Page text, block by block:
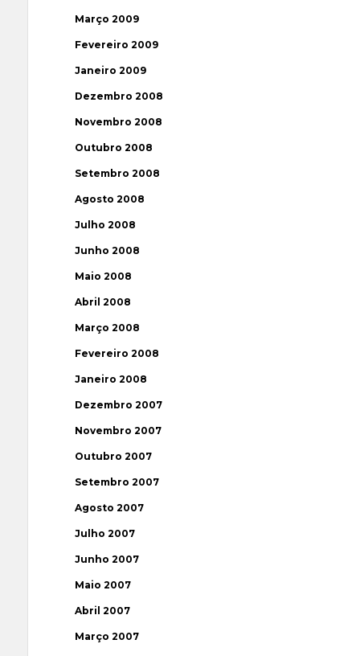
Março 2009
Fevereiro 2009
Janeiro 2009
Dezembro 2008
Novembro 2008
Outubro 2008
Setembro 2008
Agosto 2008
Julho 2008
Junho 2008
Maio 2008
Abril 2008
Março 2008
Fevereiro 2008
Janeiro 2008
Dezembro 2007
Novembro 2007
Outubro 2007
Setembro 2007
Agosto 2007
Julho 2007
Junho 2007
Maio 2007
Abril 2007
Março 2007